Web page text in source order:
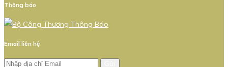
Thông báo
Email liên hệ